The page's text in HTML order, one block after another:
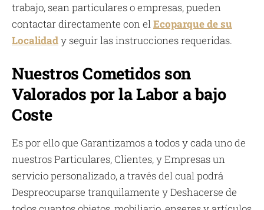
trabajo, sean particulares o empresas, pueden
contactar directamente con elEcoparque de su
Localidady seguir las instrucciones requeridas.
Nuestros Cometidos son
Valorados por la Labor a bajo
Coste
Es por ello que Garantizamos a todos y cada uno de
nuestros Particulares, Clientes, y Empresas un
servicio personalizado, a través del cual podrá
Despreocuparse tranquilamente y Deshacerse de